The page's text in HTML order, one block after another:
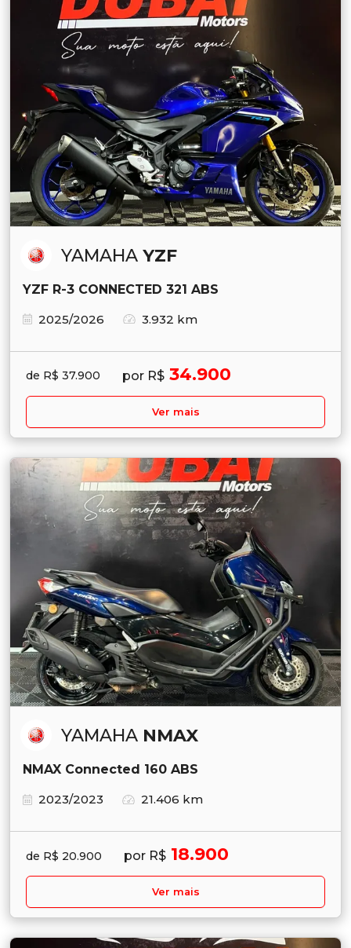
YAMAHA YZF
YZF R-3 CONNECTED 321 ABS
2025/2026
3.932 km
de R$ 37.900 por R$ 34.900
Ver mais
YAMAHA NMAX
NMAX Connected 160 ABS
2023/2023
21.406 km
de R$ 20.900 por R$ 18.900
Ver mais